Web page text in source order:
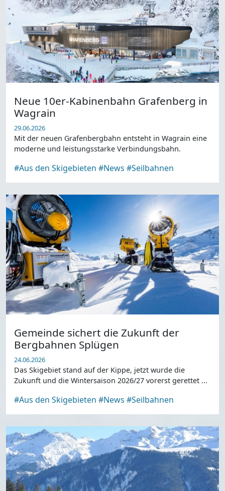
Neue 10er-Kabinenbahn Grafenberg in
Wagrain
29.06.2026
Mit der neuen Grafenbergbahn entsteht in Wagrain eine
moderne und leistungsstarke Verbindungsbahn.
#Aus den Skigebieten #News #Seilbahnen
Gemeinde sichert die Zukunft der
Bergbahnen Splügen
24.06.2026
Das Skigebiet stand auf der Kippe, jetzt wurde die
Zukunft und die Wintersaison 2026/27 vorerst gerettet ...
#Aus den Skigebieten #News #Seilbahnen